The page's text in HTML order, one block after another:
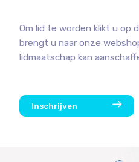
Om lid te worden klikt u op
brengt u naar onze
lidmaatschap kan
Inschrijven